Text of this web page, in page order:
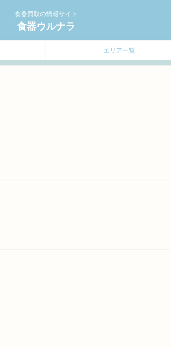
食器買取の情報サイト
食器ウルナラ
エリア一覧